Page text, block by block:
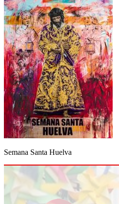
Semana Santa Huelva